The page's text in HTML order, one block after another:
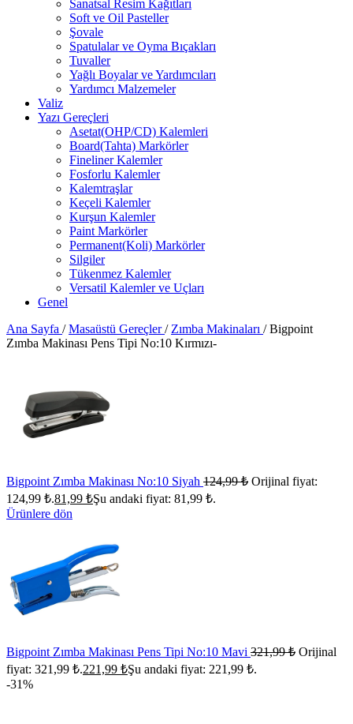
Sanatsal Resim Kağıtları
Soft ve Oil Pasteller
Şovale
Spatulalar ve Oyma Bıçakları
Tuvaller
Yağlı Boyalar ve Yardımcıları
Yardımcı Malzemeler
Valiz
Yazı Gereçleri
Asetat(OHP/CD) Kalemleri
Board(Tahta) Markörler
Fineliner Kalemler
Fosforlu Kalemler
Kalemtraşlar
Keçeli Kalemler
Kurşun Kalemler
Paint Markörler
Permanent(Koli) Markörler
Silgiler
Tükenmez Kalemler
Versatil Kalemler ve Uçları
Genel
Ana Sayfa / Masaüstü Gereçler/ Zımba Makinaları / Bigpoint
Zımba Makinası Pens Tipi No:10 Kırmızı-
Bigpoint Zımba Makinası No:10 Siyah 124,99₺ Orijinal fiyat:
124,99 ₺.81,99 ₺Şu andaki fiyat: 81,99 ₺.
Ürünlere dön
Bigpoint Zımba Makinası Pens Tipi No:10 Mavi 321,99₺ Orijinal
fiyat: 321,99 ₺.221,99 ₺Şu andaki fiyat: 221,99 ₺.
-31%